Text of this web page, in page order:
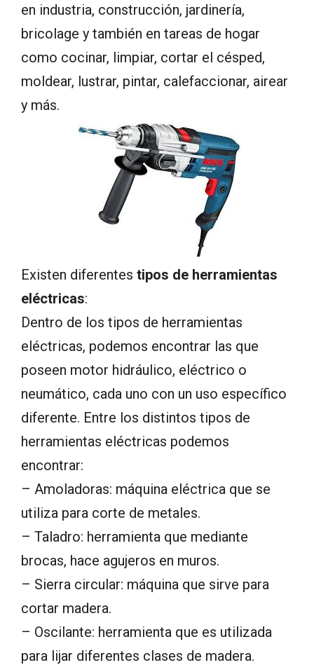
en industria, construcción, jardinería,
bricolage y también en tareas de hogar
como cocinar, limpiar, cortar el césped,
moldear, lustrar, pintar, calefaccionar, airear
y más.
Existen diferentes tipos de herramientas
eléctricas:
Dentro de los tipos de herramientas
eléctricas, podemos encontrar las que
poseen motor hidráulico, eléctrico o
neumático, cada uno con un uso específico
diferente. Entre los distintos tipos de
herramientas eléctricas podemos
encontrar:
– Amoladoras: máquina eléctrica que se
utiliza para corte de metales.
– Taladro: herramienta que mediante
brocas, hace agujeros en muros.
– Sierra circular: máquina que sirve para
cortar madera.
– Oscilante: herramienta que es utilizada
para lijar diferentes clases de madera.